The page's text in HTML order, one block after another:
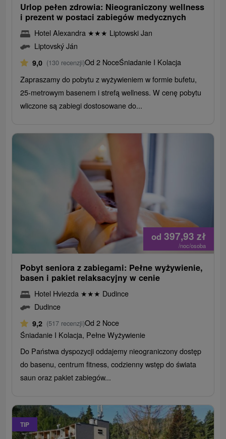
Urlop pełen zdrowia: Nieograniczony wellness
i prezent w postaci zabiegów medycznych
Hotel Alexandra ★★★ Liptowski Jan
Liptovský Ján
9,0 (130 recenzji)Od 2 NoceŚniadanie I Kolacja
Zapraszamy do pobytu z wyżywieniem w formie bufetu,
25-metrowym basenem i strefą wellness. W cenę pobytu
wliczone są zabiegi dostosowane do...
od 397,93 zł
/noc/osoba
Pobyt seniora z zabiegami: Pełne wyżywienie,
basen i pakiet relaksacyjny w cenie
Hotel Hviezda ★★★ Dudince
Dudince
9,2 (517 recenzji)Od 2 Noce
Śniadanie I Kolacja, Pełne Wyżywienie
Do Państwa dyspozycji oddajemy nieograniczony dostęp
do basenu, centrum fitness, codzienny wstęp do świata
saun oraz pakiet zabiegów...
TIP